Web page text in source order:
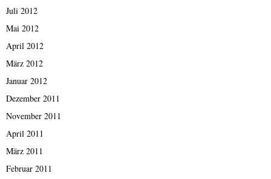
Juli 2012
Mai 2012
April 2012
März 2012
Januar 2012
Dezember 2011
November 2011
April 2011
März 2011
Februar 2011